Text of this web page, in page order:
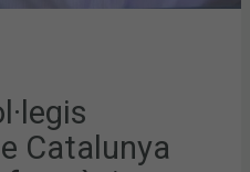
Catalunya